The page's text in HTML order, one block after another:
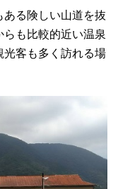
る険しい山道を抜
も比較的近い温泉
光客も多く訪れる場